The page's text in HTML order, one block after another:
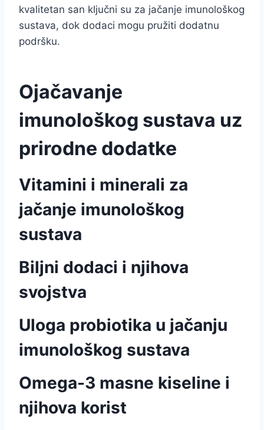
kvalitetan san ključni su za jačanje imunološkog
sustava, dok dodaci mogu pružiti dodatnu
podršku.
Ojačavanje
imunološkog sustava uz
prirodne dodatke
Vitamini i minerali za
jačanje imunološkog
sustava
Biljni dodaci i njihova
svojstva
Uloga probiotika u jačanju
imunološkog sustava
Omega-3 masne kiseline i
njihova korist